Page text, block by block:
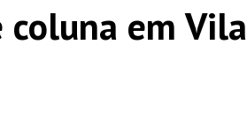
coluna em Vila